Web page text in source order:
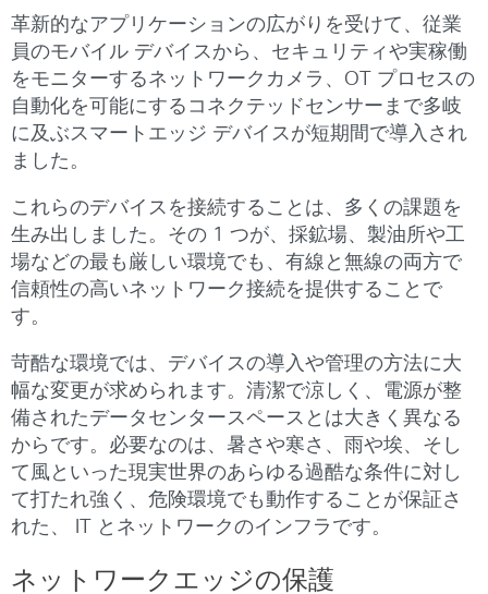
革新的なアプリケーションの広がりを受けて、従業
員のモバイル デバイスから、セキュリティや実稼働
をモニターするネットワークカメラ、OT プロセスの
自動化を可能にするコネクテッドセンサーまで多岐
に及ぶスマートエッジ デバイスが短期間で導入され
ました。
これらのデバイスを接続することは、多くの課題を
生み出しました。その 1 つが、採鉱場、製油所や工
場などの最も厳しい環境でも、有線と無線の両方で
信頼性の高いネットワーク接続を提供することで
す。
苛酷な環境では、デバイスの導入や管理の方法に大
幅な変更が求められます。清潔で涼しく、電源が整
備されたデータセンタースペースとは大きく異なる
からです。必要なのは、暑さや寒さ、雨や埃、そし
て風といった現実世界のあらゆる過酷な条件に対し
て打たれ強く、危険環境でも動作することが保証さ
れた、 IT とネットワークのインフラです。
ネットワークエッジの保護